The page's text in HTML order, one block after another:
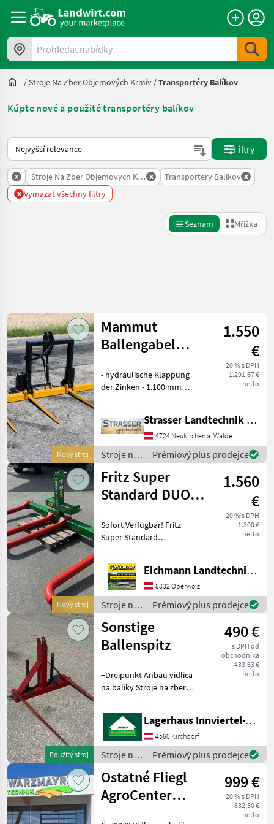
Prohledat nabídky
/Stroje Na Zber Objemových Krmív /Transportéry Balíkov
Kúpte nové a použité transportéry balíkov
Takto se řadí nabídky na Landwirt.com
Filtry
x Stroje Na Zber Objemovych Krmiv
x Transportery Balikov x
x Vymazat všechny filtry
Seznam Mřížka
Kategorie 3 Země Filtry
AKTUÁLNÍ
CESTA
poľnohospodárska
technika
Stroje Na Zber
Objemovych
Krmiv
Transportery
Balikov
VYBRAT
KATEGORII
Sonstige
118
Göweil
70
Fritz
18
Fliegl
14
Stekro
11
Gorenc
8
Zobrazit
všech
14
MARKETPLACE
Marketplace
Nabídky
prodejců
Inzeráty
Obnovit
Zobrazit
258
výsledků
Nový stroj
Mammut
Ballengabel
doppelt
1.550
€
20 % s DPH
1.291,67 €
netto
- hydraulische Klappung
der Zinken - 1.100 mm
M28 Gewinde -
Durchgehende
Konusbuchsen aus
Vollmaterial -
Dreipunktanbau
Strasser Landtechnik GmbH
4724 Neukirchen a. Walde
Stroje na
zber
objemových
krmív /
Mammut
Prémiový plus prodejce
Nový stroj
Fritz Super
Standard DUO &
1.560
€
20 % s DPH
1.300 €
netto
Sofort Verfügbar! Fritz
Super Standard
Verfügbar! Fritz Super
Standard Duo
Ballentransporter .
Ausstattung & Details -
Super Standar
Eichmann Landtechnik GmbH
8832 Oberwölz
Stroje na
zber
objemových
krmív /
Fritz
Prémiový plus prodejce
Použitý stroj
Sonstige
Ballenspitz
490 €
s DPH od
obchodníka
433,63 €
netto
+Dreipunkt Anbau vidlica
na balíky Stroje na zber
transportéry balíkov
Lagerhaus Innviertel-Traunviertel-Urfahr eGen, Kirchdorf
4560 Kirchdorf
Stroje na
zber
objemových
krmív /
Sonstige
Prémiový plus prodejce
Ostatné Fliegl
AgroCenter
999 €
20 % s DPH
832,50 €
netto